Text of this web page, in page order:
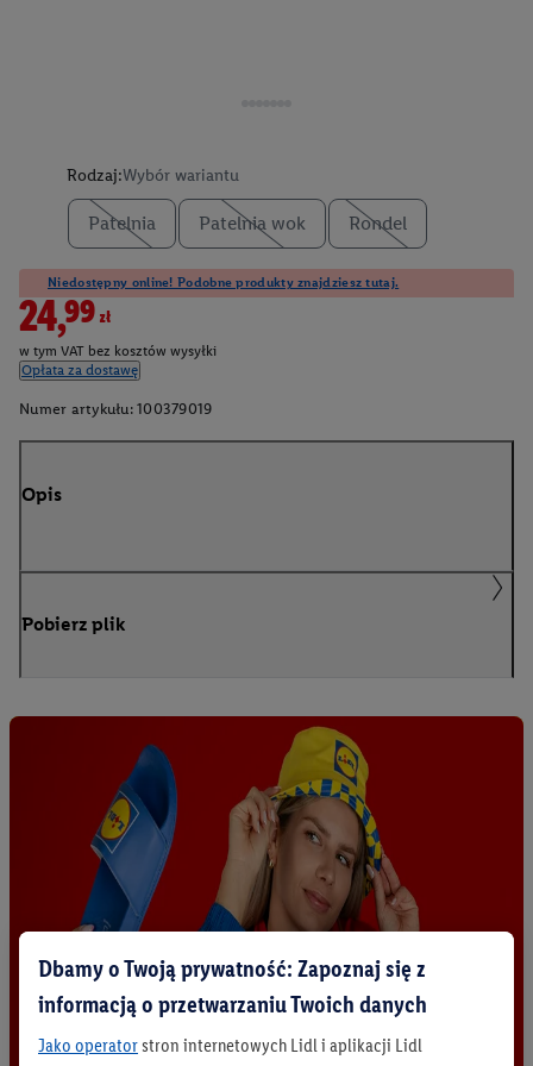
Rodzaj:Wybór wariantu
Patelnia Patelnia wok Rondel
Niedostępny online! Podobne produkty znajdziesz tutaj.
24,99zł
w tym VAT bez kosztów wysyłki
Opłata za dostawę
Numer artykułu: 100379019
Opis
Pobierz plik
Dbamy o Twoją prywatność: Zapoznaj się z
informacją o przetwarzaniu Twoich danych
Jako operatorstron internetowych Lidl i aplikacji Lidl